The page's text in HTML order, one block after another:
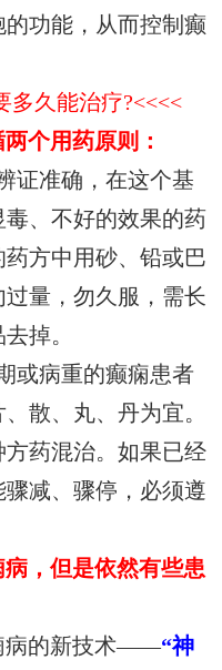
功能，从而控制癫
多久能治疗?<<<<
个用药原则：
证准确，在这个基
、不好的效果的药
方中用砂、铅或巴
量，勿久服，需长
掉。
或病重的癫痫患者
散、丸、丹为宜。
药混治。如果已经
减、骤停，必须遵
，但是依然有些患
病的新技术——“神